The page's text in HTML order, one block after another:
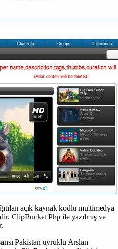
açık kaynak kodlu multimedya
ClipBucket Php ile yazılmış ve
Pakistan uyruklu Arslan